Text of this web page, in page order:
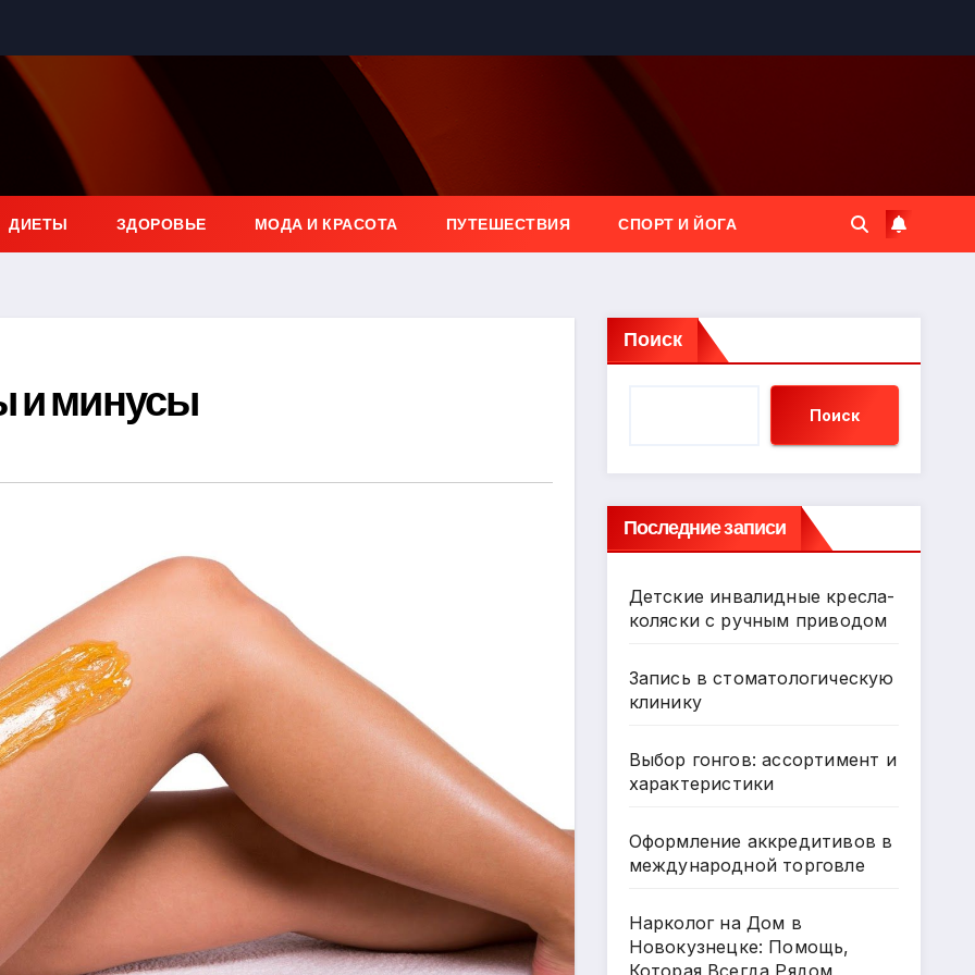
ДИЕТЫ ЗДОРОВЬЕ МОДА И КРАСОТА ПУТЕШЕСТВИЯ СПОРТ И ЙОГА
и минусы
Поиск
Поиск
Последние записи
Детские инвалидные кресла-
коляски с ручным приводом
Запись в стоматологическую
клинику
Выбор гонгов: ассортимент и
характеристики
Оформление аккредитивов в
международной торговле
Нарколог на Дом в
Новокузнецке: Помощь,
Которая Всегда Рядом